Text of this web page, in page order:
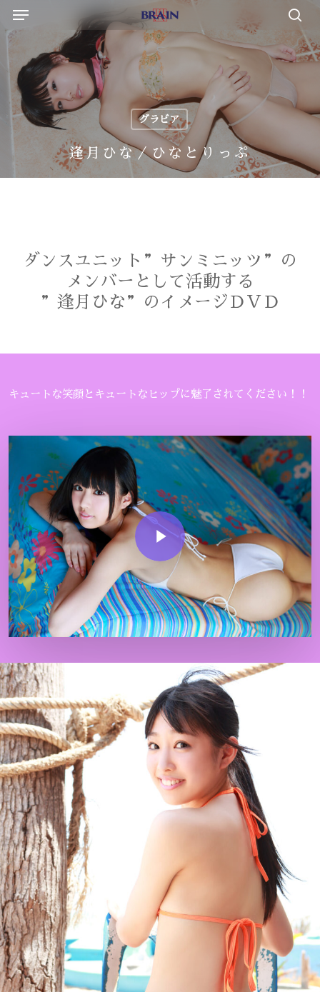
Skip
content
Menu
グラビア
逢月ひな／ひなとりっぷ
ダンスユニット”サンミニッツ”の
メンバーとして活動する
”逢月ひな”のイメージＤＶＤ
キュートな笑顔とキュートなヒップに魅了されてください！！
Play Video